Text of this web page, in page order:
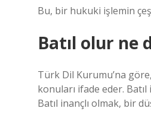
Bu, bir hukuki işlemin
Batıl olur ne
Türk Dil Kurumu’na
konuları ifade eder.
Batıl inançlı olmak, bir